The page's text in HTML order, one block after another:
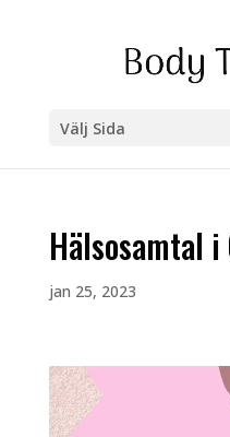
Välj Sida
Hälsosamtal
jan 25, 2023
Videospelare